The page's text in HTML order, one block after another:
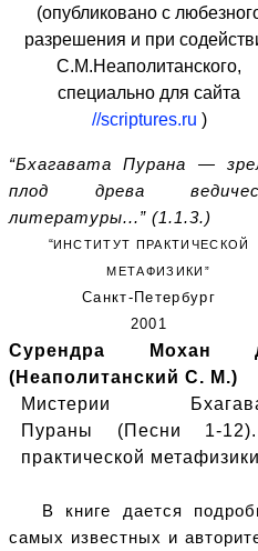
(опубликовано с
разрешения и при
С.М.Неаполитанского,
специально для сайта
//scriptures.ru )
“Бхагавата Пурана —
плод древа
литературы...” (1.1.3.)
“ИНСТИТУТ ПРАКТИЧЕСКОЙ
МЕТАФИЗИКИ ”
Санкт-Петербург
2001
Сурендра Мохан
(Неаполитанский С. М.)
Мистерии
Пураны (Песни 1-
практической
В книге дается
самых известных и